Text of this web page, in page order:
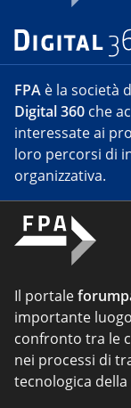
FPA è la società
Digital 360 che
interessate ai
loro percorsi di
organizzativa.
Il portale
importante
confronto tra le
nei processi di
tecnologica della